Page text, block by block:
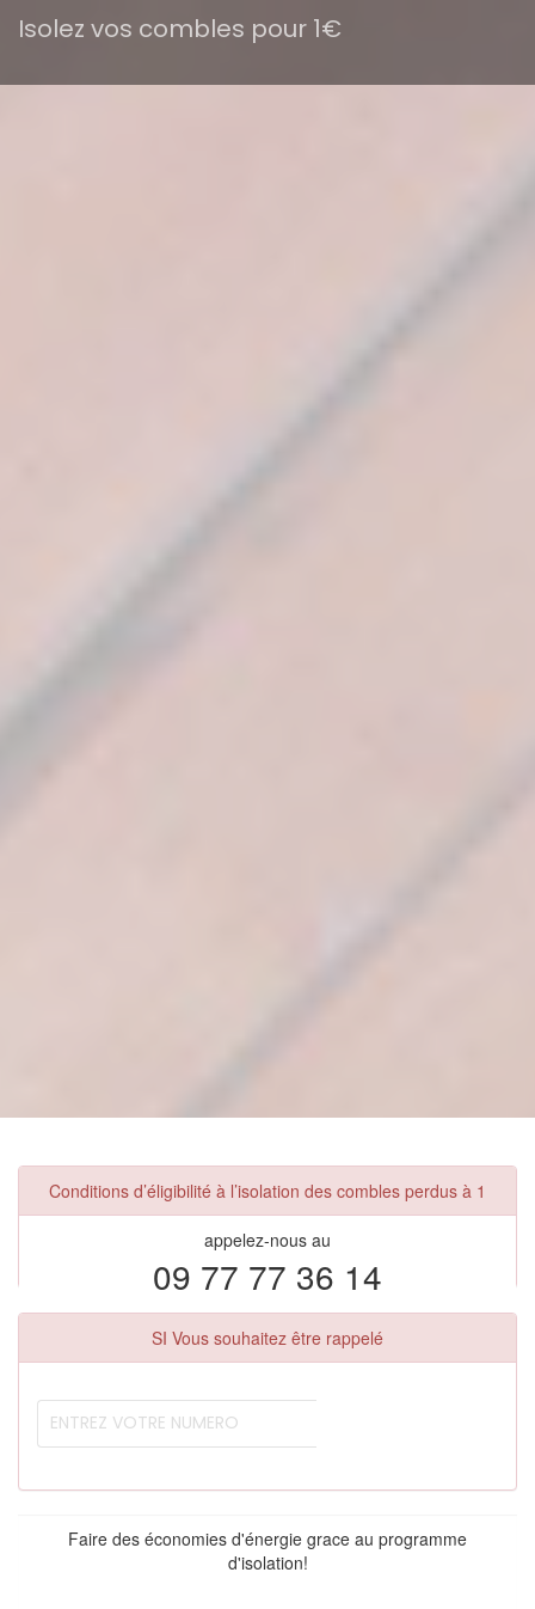
Isolez vos combles pour 1€
Conditions d’éligibilité à l’isolation des combles perdus à 1
appelez-nous au
09 77 77 36 14
SI Vous souhaitez être rappelé
Faire des économies d'énergie grace au programme
d'isolation!